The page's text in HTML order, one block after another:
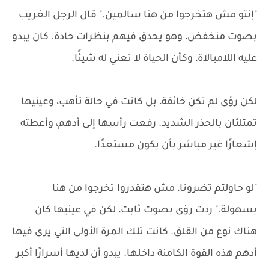
"إنتو مش هتخرجوا من هنا سالمين." قال الرجل الغريب
بصوت منخفض، وهو يحدق فيهم بنظرات حادة. كان يبدو
عليه اللامبالاة، وكأن الحياة لا تعني له شيئًا.
لكن رؤى لم تكن خائفة، بل كانت في حالة تأهب، وعينيها
تمتلئان بالحذر الشديد. رفعت رأسها إلى أدهم، وأعطته
إشعارًا غير مباشر بأن يكون مستعدًا.
"لو حاولتم تضرونا، مش هتقدروا تخرجوا من هنا
بسهولة." ردت رؤى بصوت ثابت، لكن في عينيها كان
هناك نوع من القلق. كانت تلك المرة الأولى التي يرى فيها
أدهم هذه القوة الكامنة داخلها. يبدو أن لديها أسرارًا أكبر